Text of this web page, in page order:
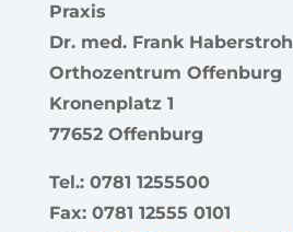
Praxis
Dr. med. Frank Haberstroh
Orthozentrum Offenburg
Kronenplatz 1
77652 Offenburg
Tel.: 0781 1255500
Fax: 0781 12555 0101